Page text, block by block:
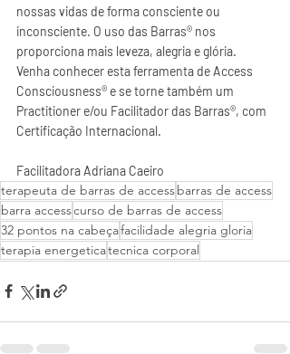
nossas vidas de forma consciente ou
inconsciente. O uso das Barras® nos
proporciona mais leveza, alegria e glória.
Venha conhecer esta ferramenta de Access
Consciousness® e se torne também um
Practitioner e/ou Facilitador das Barras®, com
Certificação Internacional.
Facilitadora Adriana Caeiro
terapeuta de barras de accessbarras de access
barra accesscurso de barras de access
32 pontos na cabeçafacilidade alegria gloria
terapia energeticatecnica corporal